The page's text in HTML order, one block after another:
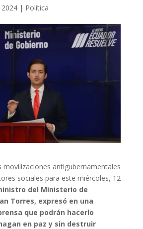
2024| Política
movilizaciones antigubernamentales
sociales para este miércoles, 12
del Ministerio de
Torres, expresó en una
que podrán hacerlo
en paz y sin destruir